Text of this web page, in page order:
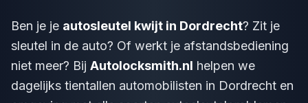
Ben je je autosleutel kwijt in Dordrecht? Zit je
sleutel in de auto? Of werkt je afstandsbediening
niet meer? Bij Autolocksmith.nl helpen we
dagelijks tientallen automobilisten in Dordrecht en